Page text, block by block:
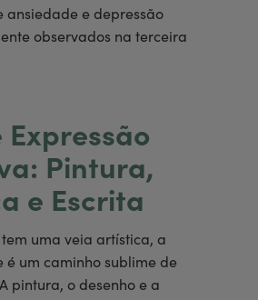
ansiedade e depressão
observados na terceira
Expressão
Pintura,
e Escrita
uma veia artística, a
é um caminho sublime de
pintura, o desenho e a